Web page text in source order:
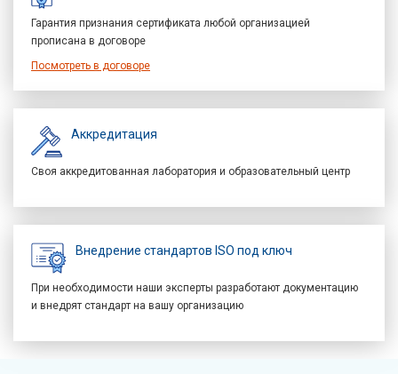
Гарантия признания сертификата любой организацией
прописана в договоре
Посмотреть в договоре
Аккредитация
Своя аккредитованная лаборатория и образовательный центр
Внедрение стандартов ISO под ключ
При необходимости наши эксперты разработают документацию
и внедрят стандарт на вашу организацию